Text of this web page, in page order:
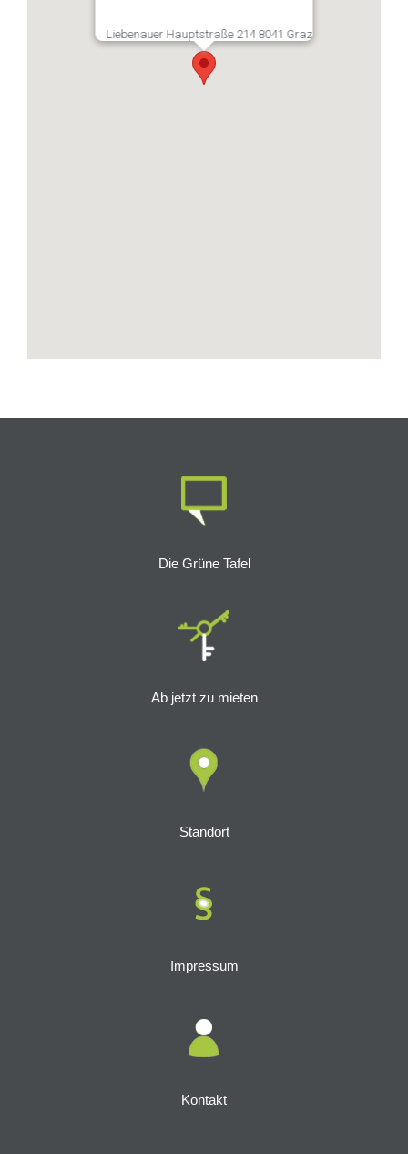
Liebenauer Hauptstraße 214 8041 Graz
Die Grüne Tafel
Ab jetzt zu mieten
Standort
Impressum
Kontakt